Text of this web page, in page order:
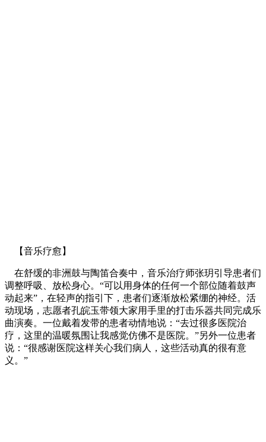
【音乐疗愈】
在舒缓的非洲鼓与陶笛合奏中，音乐治疗师张玥引导患者们
调整呼吸、放松身心。“可以用身体的任何一个部位随着鼓声
动起来”，在轻声的指引下，患者们逐渐放松紧绷的神经。活
动现场，志愿者孔皖玉带领大家用手里的打击乐器共同完成乐
曲演奏。一位戴着发带的患者动情地说：“去过很多医院治
疗，这里的温暖氛围让我感觉仿佛不是医院。”另外一位患者
说：“很感谢医院这样关心我们病人，这些活动真的很有意
义。”